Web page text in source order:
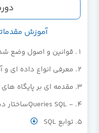
آموزش
قوانین و اصول وضع
معرفی انواع داده ای
مقدمه ای بر پایگاه
- Queries SQLساختار دستوری Select
توابع SQL